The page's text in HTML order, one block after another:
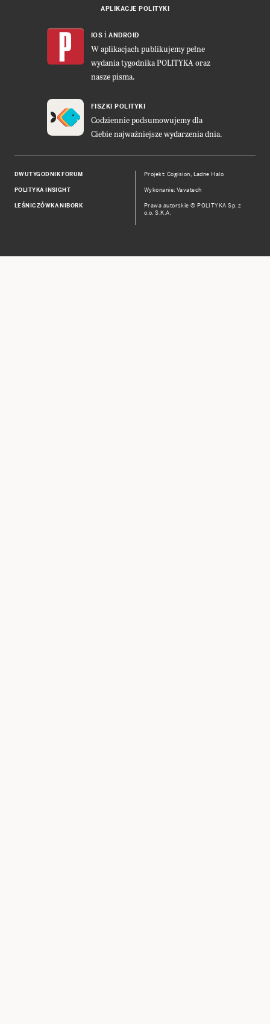
APLIKACJE POLITYKI
IOS i ANDROID
W aplikacjach publikujemy pełne
wydania tygodnika POLITYKA oraz
nasze pisma.
FISZKI POLITYKI
Codziennie podsumowujemy dla
Ciebie najważniejsze wydarzenia dnia.
DWUTYGODNIK FORUM
POLITYKA INSIGHT
LEŚNICZÓWKA NIBORK
Projekt:Cogision, Ładne Halo
Wykonanie: Vavatech
Prawa autorskie © POLITYKA Sp. z
o.o. S.K.A.